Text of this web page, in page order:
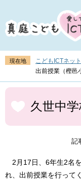
ジ
の
頭
す
。
ュ
ー
飛
し
て
へ
現在地 こどもICTネッ
出前授業（樫邑
本
文
久世中学
記
2月17日、6年生2名
れ、出前授業を行って